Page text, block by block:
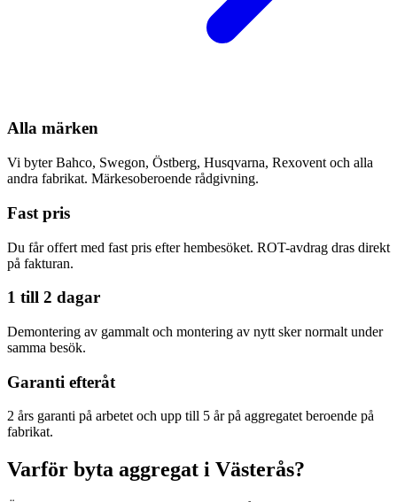
Alla märken
Vi byter Bahco, Swegon, Östberg, Husqvarna, Rexovent och alla
andra fabrikat. Märkesoberoende rådgivning.
Fast pris
Du får offert med fast pris efter hembesöket. ROT-avdrag dras direkt
på fakturan.
1 till 2 dagar
Demontering av gammalt och montering av nytt sker normalt under
samma besök.
Garanti efteråt
2 års garanti på arbetet och upp till 5 år på aggregatet beroende på
fabrikat.
Varför byta aggregat i Västerås?